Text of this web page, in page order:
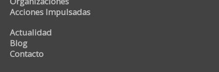
Acciones Impulsadas
Actualidad
Blog
Contacto